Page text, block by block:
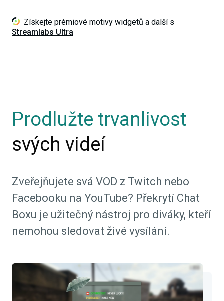
Získejte prémiové motivy widgetů a další s
Streamlabs Ultra
Prodlužte trvanlivost
svých videí
Zveřejňujete svá VOD z Twitch nebo
Facebooku na YouTube? Překrytí Chat
Boxu je užitečný nástroj pro diváky, kteří
nemohou sledovat živé vysílání.